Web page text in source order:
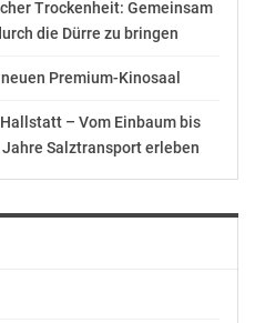
Trockenheit: Gemeinsam
die Dürre zu bringen
Premium-Kinosaal
– Vom Einbaum bis
Salztransport erleben